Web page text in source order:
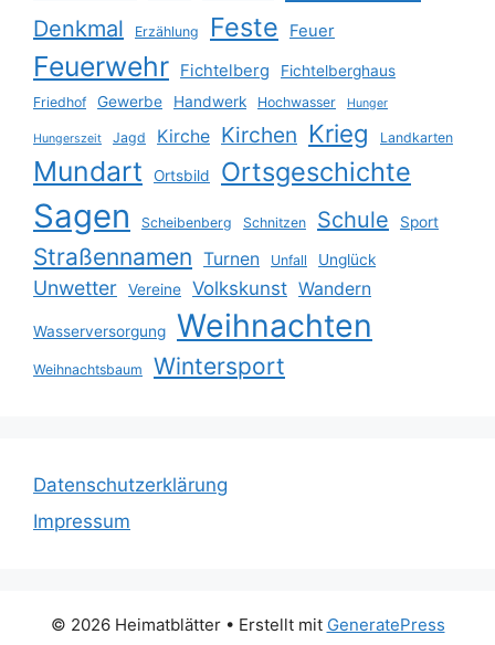
Denkmal Erzählung Feste Feuer
Feuerwehr Fichtelberg Fichtelberghaus
Friedhof Gewerbe Handwerk Hochwasser Hunger
Hungerszeit Jagd Kirche Kirchen Krieg Landkarten
Mundart Ortsbild Ortsgeschichte
Sagen Scheibenberg Schnitzen Schule Sport
Straßennamen Turnen Unfall Unglück
Unwetter Vereine Volkskunst Wandern
Wasserversorgung Weihnachten
Weihnachtsbaum Wintersport
Datenschutzerklärung
Impressum
© 2026 Heimatblätter• Erstellt mit GeneratePress